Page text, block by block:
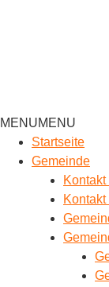
MENUMENU
Startseite
Gemeinde